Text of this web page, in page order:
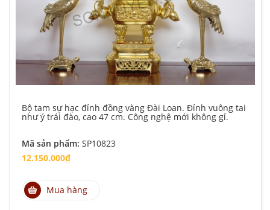
Bộ tam sự hạc đỉnh đồng vàng Đài Loan. Đỉnh vuông tai
như ý trái đào, cao 47 cm. Công nghệ mới không gỉ.
Mã sản phẩm: SP10823
12.150.000₫
Mua hàng